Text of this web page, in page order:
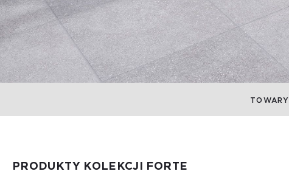
TOWARY
PRODUKTY KOLEKCJI FORTE